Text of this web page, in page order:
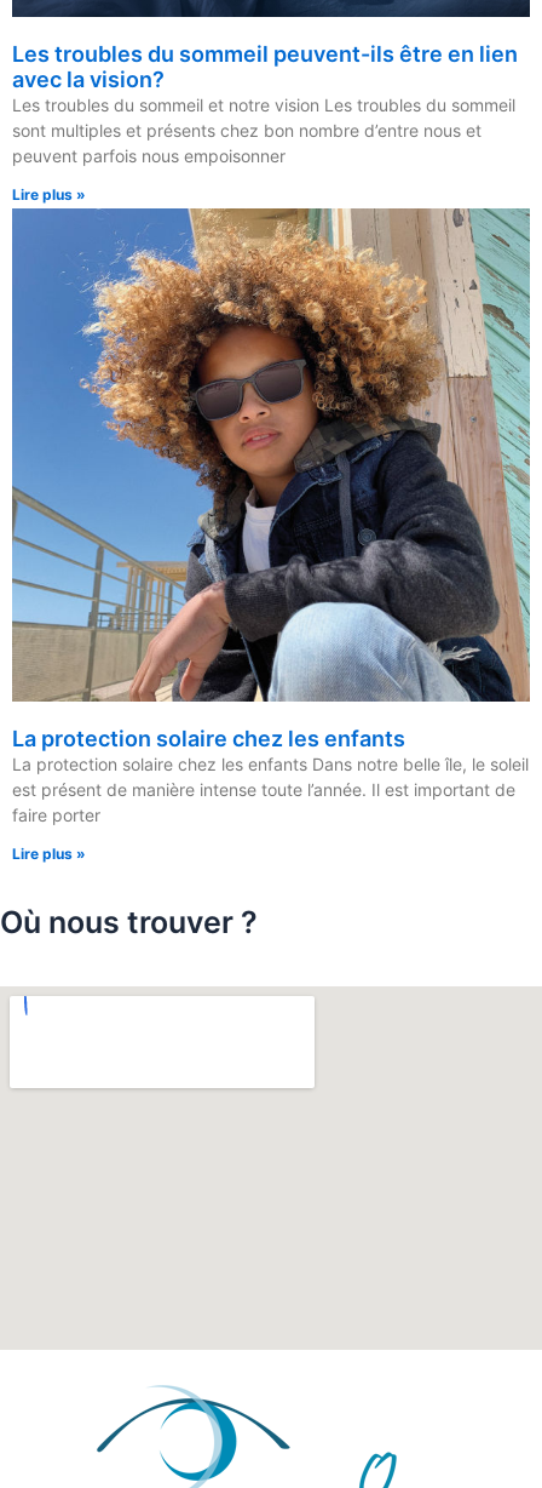
Les troubles du sommeil peuvent-ils être en lien
avec la vision?
Les troubles du sommeil et notre vision Les troubles du sommeil
sont multiples et présents chez bon nombre d’entre nous et
peuvent parfois nous empoisonner
Lire plus »
La protection solaire chez les enfants
La protection solaire chez les enfants Dans notre belle île, le soleil
est présent de manière intense toute l’année. Il est important de
faire porter
Lire plus »
Où nous trouver ?